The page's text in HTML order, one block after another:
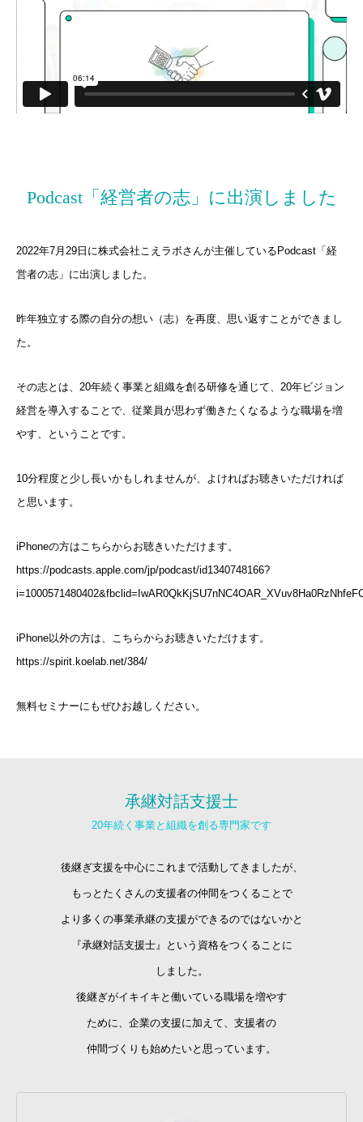
Podcast「経営者の志」に出演しました
2022年7月29日に株式会社こえラボさんが主催しているPodcast「経
営者の志」に出演しました。
昨年独立する際の自分の想い（志）を再度、思い返すことができまし
た。
その志とは、20年続く事業と組織を創る研修を通じて、20年ビジョン
経営を導入することで、従業員が思わず働きたくなるような職場を増
やす、ということです。
10分程度と少し長いかもしれませんが、よければお聴きいただければ
と思います。
iPhoneの方はこちらからお聴きいただけます。
https://podcasts.apple.com/jp/podcast/id1340748166?
iPhone以外の方は、こちらからお聴きいただけます。
https://spirit.koelab.net/384/
無料セミナーにもぜひお越しください。
承継対話支援士
20年続く事業と組織を創る専門家です
後継ぎ支援を中心にこれまで活動してきましたが、
もっとたくさんの支援者の仲間をつくることで
より多くの事業承継の支援ができるのではないかと
『承継対話支援士』という資格をつくることに
しました。
後継ぎがイキイキと働いている職場を増やす
ために、企業の支援に加えて、支援者の
仲間づくりも始めたいと思っています。